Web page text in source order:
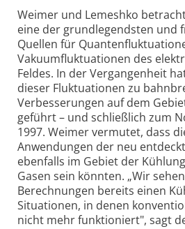
Weimer und Lemeshko
eine der grundlegendsten und
Quellen für
Vakuumfluktuationen des
Feldes. In der Vergangenheit
dieser Fluktuationen zu
Verbesserungen auf dem
geführt – und schließlich zum
1997. Weimer vermutet, dass
Anwendungen der neu
ebenfalls im Gebiet der
Gasen sein könnten. „Wir
Berechnungen bereits einen
Situationen, in denen
nicht mehr funktioniert", sagt